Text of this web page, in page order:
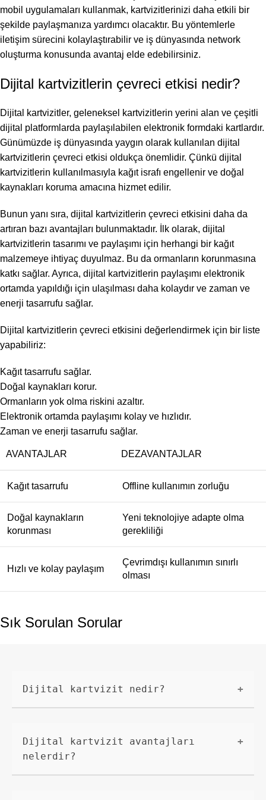
mobil uygulamaları kullanmak, kartvizitlerinizi daha etkili bir
şekilde paylaşmanıza yardımcı olacaktır. Bu yöntemlerle
iletişim sürecini kolaylaştırabilir ve iş dünyasında network
oluşturma konusunda avantaj elde edebilirsiniz.
Dijital kartvizitlerin çevreci etkisi nedir?
Dijital kartvizitler, geleneksel kartvizitlerin yerini alan ve çeşitli
dijital platformlarda paylaşılabilen elektronik formdaki kartlardır.
Günümüzde iş dünyasında yaygın olarak kullanılan dijital
kartvizitlerin çevreci etkisi oldukça önemlidir. Çünkü dijital
kartvizitlerin kullanılmasıyla kağıt israfı engellenir ve doğal
kaynakları koruma amacına hizmet edilir.
Bunun yanı sıra, dijital kartvizitlerin çevreci etkisini daha da
artıran bazı avantajları bulunmaktadır. İlk olarak, dijital
kartvizitlerin tasarımı ve paylaşımı için herhangi bir kağıt
malzemeye ihtiyaç duyulmaz. Bu da ormanların korunmasına
katkı sağlar. Ayrıca, dijital kartvizitlerin paylaşımı elektronik
ortamda yapıldığı için ulaşılması daha kolaydır ve zaman ve
enerji tasarrufu sağlar.
Dijital kartvizitlerin çevreci etkisini değerlendirmek için bir liste
yapabiliriz:
Kağıt tasarrufu sağlar.
Doğal kaynakları korur.
Ormanların yok olma riskini azaltır.
Elektronik ortamda paylaşımı kolay ve hızlıdır.
Zaman ve enerji tasarrufu sağlar.
AVANTAJLAR DEZAVANTAJLAR
Kağıt tasarrufu Offline kullanımın zorluğu
Doğal kaynakların
korunması
Yeni teknolojiye adapte olma
gerekliliği
Hızlı ve kolay paylaşım
Çevrimdışı kullanımın sınırlı
olması
Sık Sorulan Sorular
Dijital kartvizit nedir?
ilgili diğer ayrıntılardaki bilgileri
içeren elektronik bir karttır.
Geleneksel kağıt kartvizitlere
Dijital kartvizit avantajları
nelerdir?